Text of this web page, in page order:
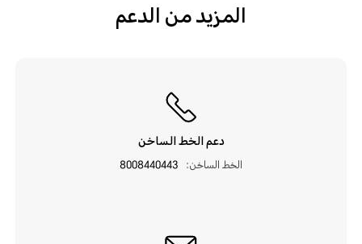
المزيد من الدعم
دعم الخط الساخن
الخط الساخن: 8008440443